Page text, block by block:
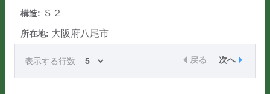
Ｓ２
大阪府八尾市
表示する行数 戻る 次へ